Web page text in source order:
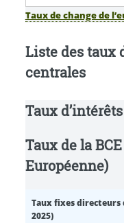
Taux de change de
Liste des taux
centrales
Taux
Taux de la
Européenne)
Taux fixes directeurs
2025)